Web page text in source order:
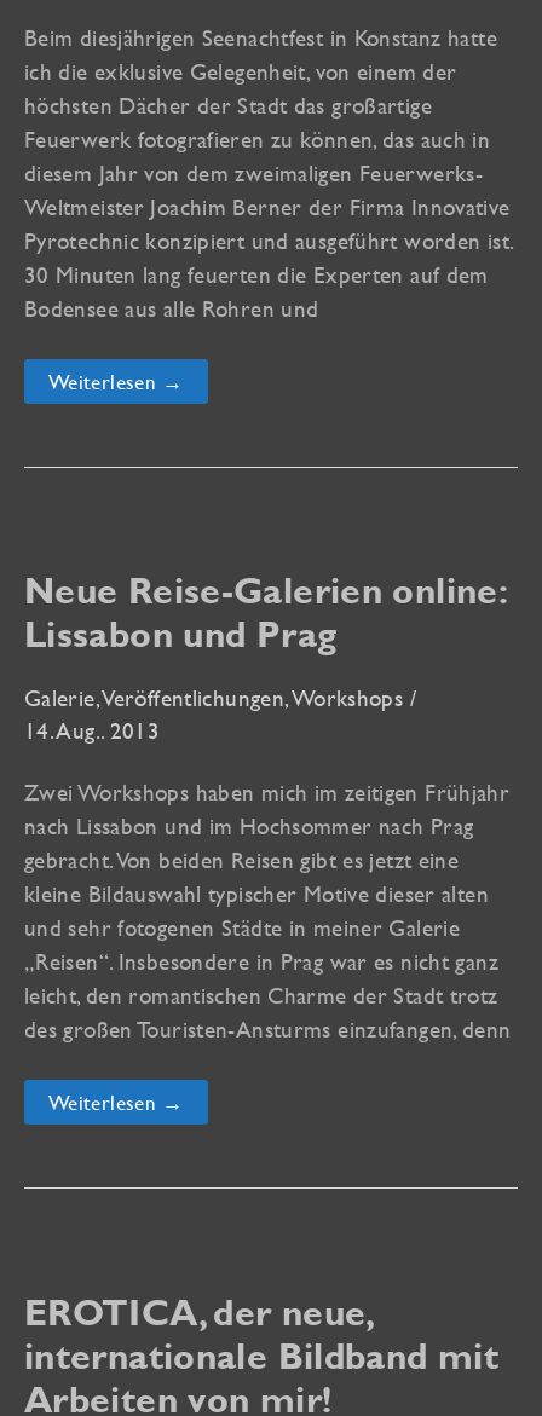
Beim diesjährigen Seenachtfest in Konstanz hatte
ich die exklusive Gelegenheit, von einem der
höchsten Dächer der Stadt das großartige
Feuerwerk fotografieren zu können, das auch in
diesem Jahr von dem zweimaligen Feuerwerks-
Weltmeister Joachim Berner der Firma Innovative
Pyrotechnic konzipiert und ausgeführt worden ist.
30 Minuten lang feuerten die Experten auf dem
Bodensee aus alle Rohren und
Neue
Reise-
Seenachtfest
Weiterlesen →
Neue Reise-Galerien online:
Lissabon und Prag
Galerie,Veröffentlichungen,Workshops /
14. Aug.. 2013
Zwei Workshops haben mich im zeitigen Frühjahr
nach Lissabon und im Hochsommer nach Prag
gebracht. Von beiden Reisen gibt es jetzt eine
kleine Bildauswahl typischer Motive dieser alten
und sehr fotogenen Städte in meiner Galerie
„Reisen“. Insbesondere in Prag war es nicht ganz
leicht, den romantischen Charme der Stadt trotz
des großen Touristen-Ansturms einzufangen, denn
Neue
Reise-
Lissabon
Weiterlesen →
EROTICA, der neue,
internationale Bildband mit
Arbeiten von mir!